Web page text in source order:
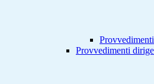
Provvedimenti